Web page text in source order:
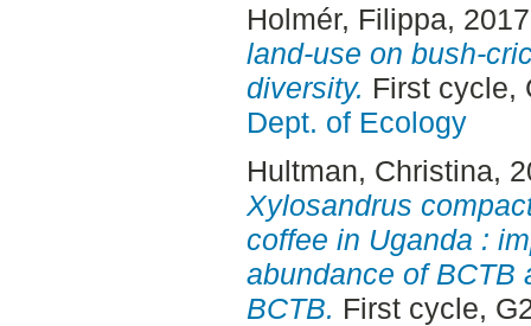
Holmér, Filippa,
land-use on bush-
diversity. First cycle,
Dept. of Ecology
Hultman, Christina,
Xylosandrus
coffee in Uganda :
abundance of BCTB
BCTB. First cycle,